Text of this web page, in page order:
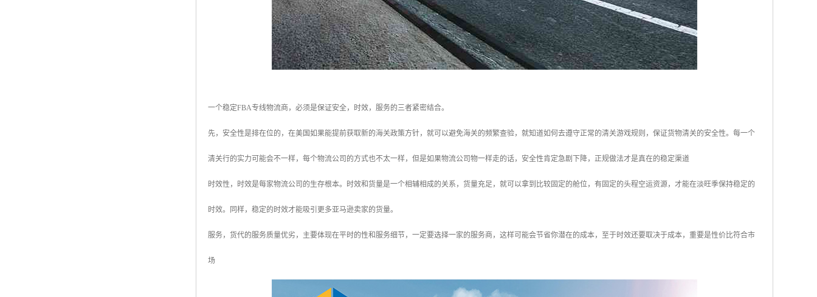
一个稳定FBA专线物流商，必须是保证安全，时效，服务的三者紧密结合。
先，安全性是排在位的，在美国如果能提前获取新的海关政策方针，就可以避免海关的频繁查验，就知道如何去遵守正常的清关游戏规则，保证货物清关的安全性。每一个
清关行的实力可能会不一样，每个物流公司的方式也不太一样，但是如果物流公司物一样走的话，安全性肯定急剧下降，正规做法才是真在的稳定渠道
时效性，时效是每家物流公司的生存根本。时效和货量是一个相辅相成的关系，货量充足，就可以拿到比较固定的舱位，有固定的头程空运资源，才能在淡旺季保持稳定的
时效。同样，稳定的时效才能吸引更多亚马逊卖家的货量。
服务，货代的服务质量优劣，主要体现在平时的性和服务细节，一定要选择一家的服务商，这样可能会节省你潜在的成本，至于时效还要取决于成本，重要是性价比符合市
场